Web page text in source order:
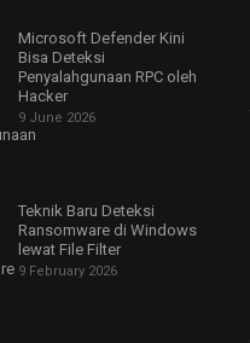
Microsoft Defender Kini
Bisa Deteksi
Penyalahgunaan RPC oleh
Hacker
9 June 2026
Teknik Baru Deteksi
Ransomware di Windows
lewat File Filter
9 February 2026